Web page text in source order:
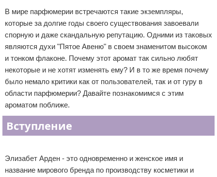
Уход за ногтями
Макияж
СПА процедуры
Парфюмерия
Прически
Разное
Хирургия
Отказ от ответственности
В мире парфюмерии встречаются такие экземпляры,
которые за долгие годы своего существования завоевали
спорную и даже скандальную репутацию. Одними из таковых
являются духи "Пятое Авеню" в своем знаменитом высоком
и тонком флаконе. Почему этот аромат так сильно любят
некоторые и не хотят изменять ему? И в то же время почему
было немало критики как от пользователей, так и от гуру в
области парфюмерии? Давайте познакомимся с этим
ароматом поближе.
Вступление
Элизабет Арден - это одновременно и женское имя и
название мирового бренда по производству косметики и